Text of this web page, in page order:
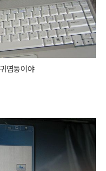
염둥이야